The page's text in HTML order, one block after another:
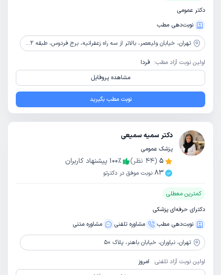
دکتر عمومی
نوبت‌دهی مطب
تهران، خیابان ولیعصر، بالاتر از سه راه زعفرانیه، برج فردوس، طبقه 2، واحد 12
اولین نوبت آزاد مطب: فردا
مشاهده پروفایل
نوبت مطب بگیرید
دکتر سمیه سمیعی
پزشک عمومی
5
(
44 نظر) 100٪
پیشنهاد کاربران
83 نوبت موفق در دکترتو
کمترین معطلی
دکترای حرفه‌ای پزشکی
نوبت‌دهی مطب
مشاوره‌ تلفنی مشاوره‌ متنی
تهران، نیاوران، خیابان باهنر، پلاک 50
اولین نوبت آزاد تلفنی: امروز